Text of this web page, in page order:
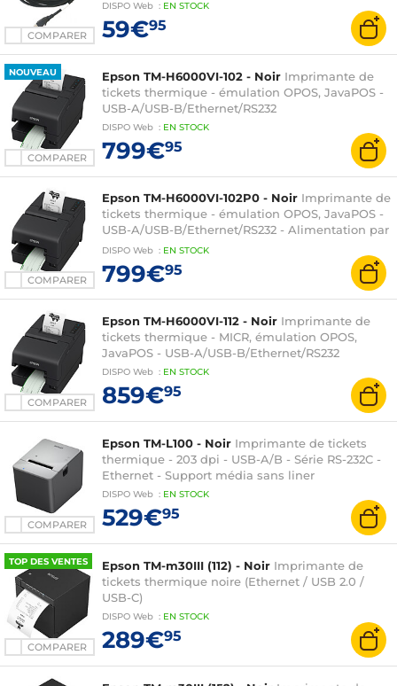
COMPARER
DISPO Web : EN STOCK
59€95
NOUVEAU
COMPARER
Epson TM-H6000VI-102 - Noir Imprimante de
tickets thermique - émulation OPOS, JavaPOS -
USB-A/USB-B/Ethernet/RS232
DISPO Web : EN STOCK
799€95
COMPARER
Epson TM-H6000VI-102P0 - Noir Imprimante de
tickets thermique - émulation OPOS, JavaPOS -
USB-A/USB-B/Ethernet/RS232 - Alimentation par
USB
DISPO Web : EN STOCK
799€95
COMPARER
Epson TM-H6000VI-112 - Noir Imprimante de
tickets thermique - MICR, émulation OPOS,
JavaPOS - USB-A/USB-B/Ethernet/RS232
DISPO Web : EN STOCK
859€95
COMPARER
Epson TM-L100 - Noir Imprimante de tickets
thermique - 203 dpi - USB-A/B - Série RS-232C -
Ethernet - Support média sans liner
DISPO Web : EN STOCK
529€95
TOP DES VENTES
COMPARER
Epson TM-m30III (112) - Noir Imprimante de
tickets thermique noire (Ethernet / USB 2.0 /
USB-C)
DISPO Web : EN STOCK
289€95